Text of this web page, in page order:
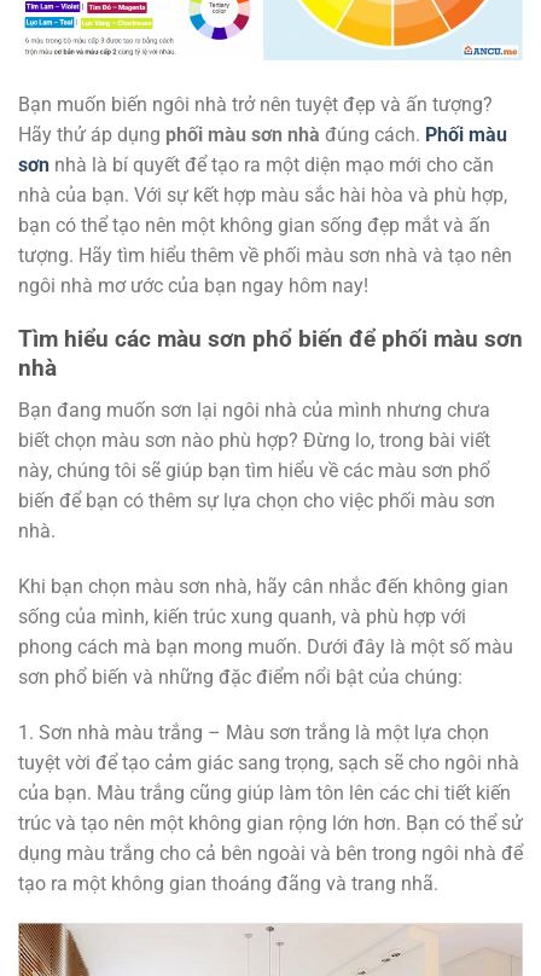
Bạn muốn biến ngôi nhà trở nên tuyệt đẹp và ấn tượng?
Hãy thử áp dụng phối màu sơn nhà đúng cách. Phối màu
sơn nhà là bí quyết để tạo ra một diện mạo mới cho căn
nhà của bạn. Với sự kết hợp màu sắc hài hòa và phù hợp,
bạn có thể tạo nên một không gian sống đẹp mắt và ấn
tượng. Hãy tìm hiểu thêm về phối màu sơn nhà và tạo nên
ngôi nhà mơ ước của bạn ngay hôm nay!
Tìm hiểu các màu sơn phổ biến để phối màu sơn
nhà
Bạn đang muốn sơn lại ngôi nhà của mình nhưng chưa
biết chọn màu sơn nào phù hợp? Đừng lo, trong bài viết
này, chúng tôi sẽ giúp bạn tìm hiểu về các màu sơn phổ
biến để bạn có thêm sự lựa chọn cho việc phối màu sơn
nhà.
Khi bạn chọn màu sơn nhà, hãy cân nhắc đến không gian
sống của mình, kiến ​​trúc xung quanh, và phù hợp với
phong cách mà bạn mong muốn. Dưới đây là một số màu
sơn phổ biến và những đặc điểm nổi bật của chúng:
1. Sơn nhà màu trắng – Màu sơn trắng là một lựa chọn
tuyệt vời để tạo cảm giác sang trọng, sạch sẽ cho ngôi nhà
của bạn. Màu trắng cũng giúp làm tôn lên các chi tiết kiến
trúc và tạo nên một không gian rộng lớn hơn. Bạn có thể sử
dụng màu trắng cho cả bên ngoài và bên trong ngôi nhà để
tạo ra một không gian thoáng đãng và trang nhã.